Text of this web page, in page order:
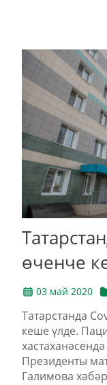
өченче
03 май 2020
Татарстанда
кеше үлде.
Президенты
Галимова